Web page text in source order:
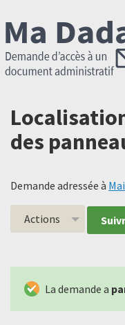
des
Demande adressée à
Actions
La demande a